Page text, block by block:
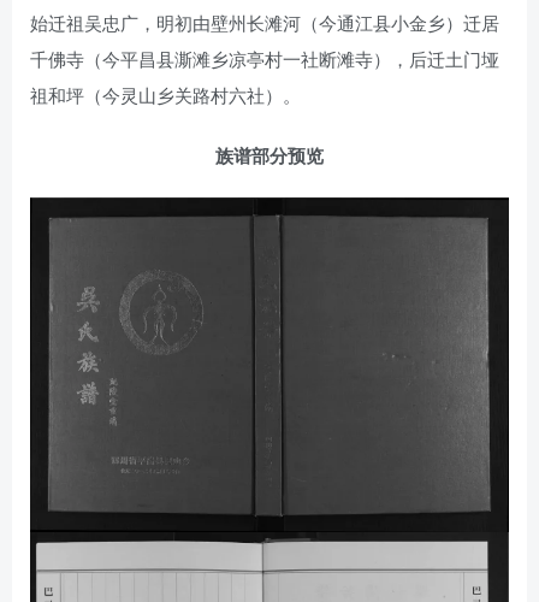
始迁祖吴忠广，明初由壁州长滩河（今通江县小金乡）迁居
千佛寺（今平昌县澌滩乡凉亭村一社断滩寺），后迁土门垭
祖和坪（今灵山乡关路村六社）。
族谱部分预览